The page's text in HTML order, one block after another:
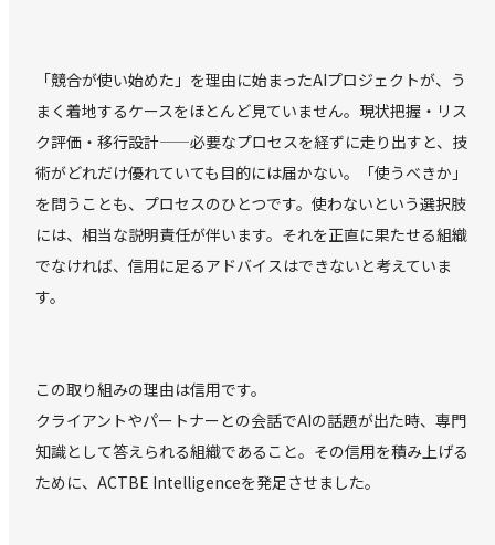
「競合が使い始めた」を理由に始まったAIプロジェクトが、う
まく着地するケースをほとんど見ていません。現状把握・リス
ク評価・移行設計——必要なプロセスを経ずに走り出すと、技
術がどれだけ優れていても目的には届かない。「使うべきか」
を問うことも、プロセスのひとつです。使わないという選択肢
には、相当な説明責任が伴います。それを正直に果たせる組織
でなければ、信用に足るアドバイスはできないと考えていま
す。
この取り組みの理由は信用です。
クライアントやパートナーとの会話でAIの話題が出た時、専門
知識として答えられる組織であること。その信用を積み上げる
ために、ACTBE Intelligenceを発足させました。